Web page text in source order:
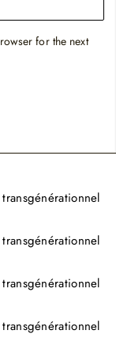
for the next